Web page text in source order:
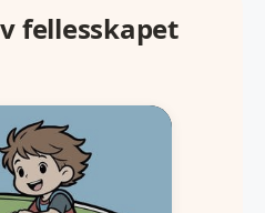
fellesskapet